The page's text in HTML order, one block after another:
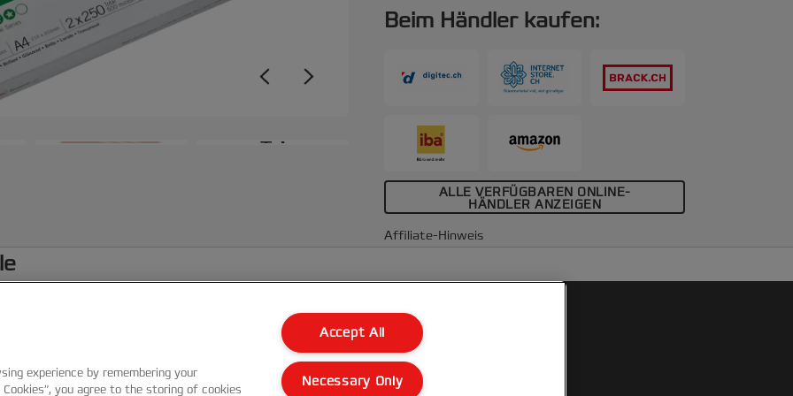
+3
Beim Händler kaufen:
ALLE VERFÜGBAREN ONLINE-
HÄNDLER ANZEIGEN
Affiliate-Hinweis
Garantie Bedingungen
experience by remembering your
you agree to the storing of cookies
Accept All
Necessary Only